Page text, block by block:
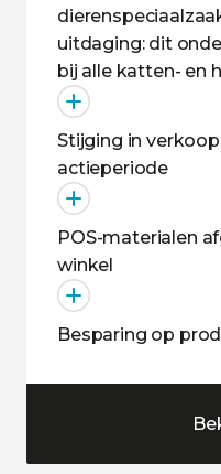
uitdaging: dit
bij alle katten- en
Stijging in
actieperiode
POS-materialen
winkel
Besparing op